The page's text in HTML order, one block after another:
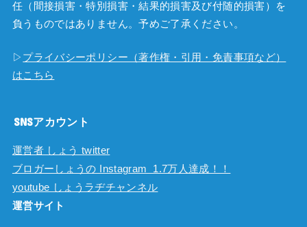
任（間接損害・特別損害・結果的損害及び付随的損害）を
負うものではありません。予めご了承ください。
▷ プライバシーポリシー（著作権・引用・免責事項など）
はこちら
SNSアカウント
運営者 しょう twitter
ブロガーしょうの Instagram 1.7万人達成！！
youtube しょうラヂチャンネル
運営サイト